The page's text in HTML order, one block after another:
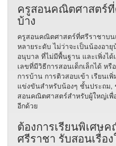
ครูสอนคณิตศาสตร์ที่
บ้าง
ครูสอนคณิตศาสตร์ที่ศรีราชาบน
หลายระดับ ไม่ว่าจะเป็นน้องอา
อนุบาล ที่ไม่มีพื้นฐาน และเพิ่งได้
เลขที่มีวิธีการสอนเด็กเล็กได้ หรื
การบ้าน การติวสอบเข้า เรียนเ
แข่งขันสำหรับน้องๆ ชั้นประถม,
สอนคณิตศาสตร์สำหรับผู้ใหญ่เพื่
อีกด้วย
ต้องการเรียนพิเศษ
ศรีราชา รับสอนเรื่อ